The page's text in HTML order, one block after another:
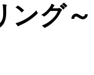
グ～